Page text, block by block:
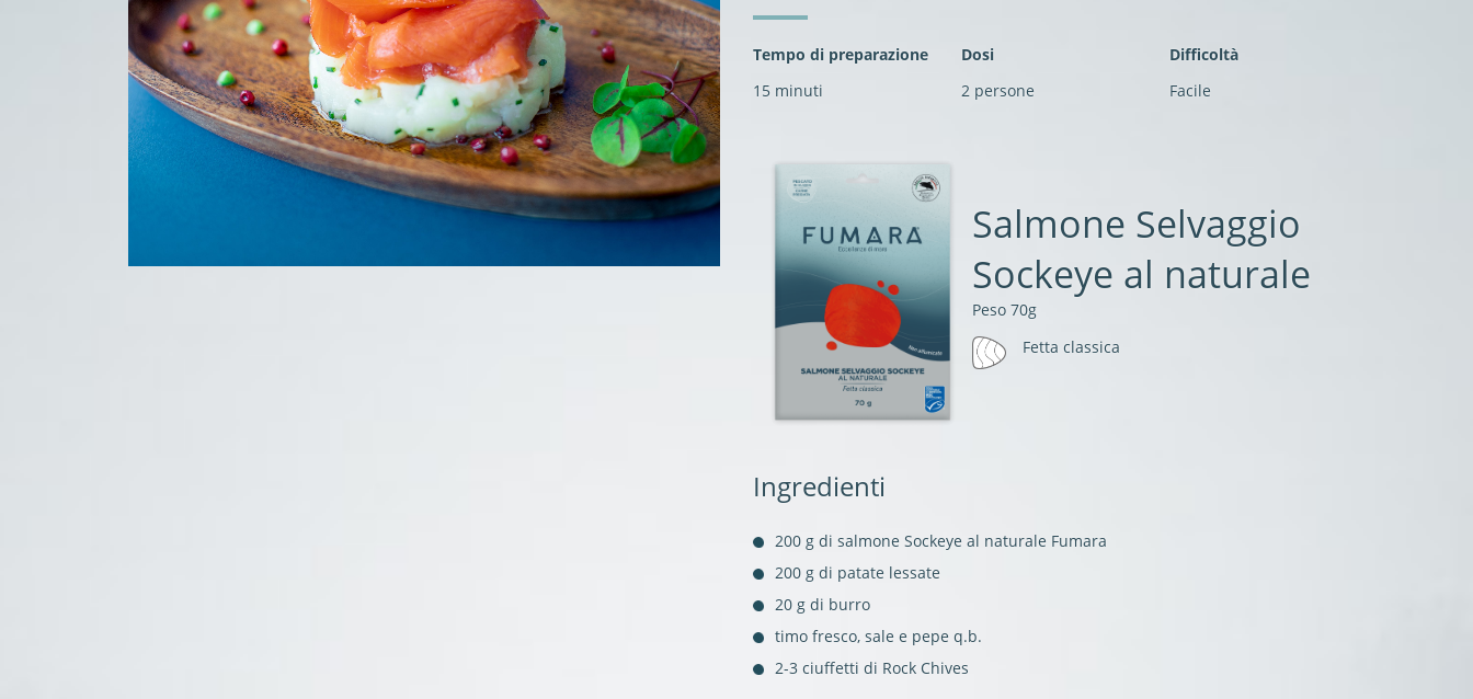
Tempo di preparazione
15 minuti
Dosi
2 persone
Difficoltà
Facile
Salmone Selvaggio
Sockeye al naturale
Peso 70g
Fetta classica
Ingredienti
200 g di salmone Sockeye al naturale Fumara
200 g di patate lessate
20 g di burro
timo fresco, sale e pepe q.b.
2-3 ciuffetti di Rock Chives